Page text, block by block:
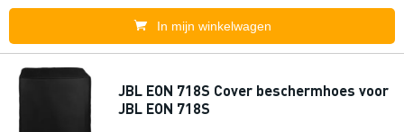
In mijn winkelwagen
JBL EON 718S Cover beschermhoes voor
JBL EON 718S